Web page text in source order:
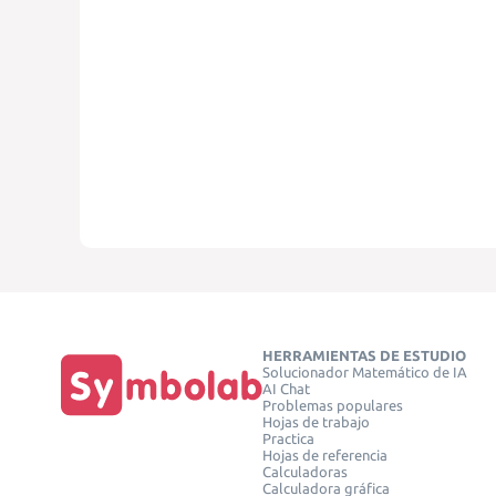
HERRAMIENTAS DE ESTUDIO
Solucionador Matemático de IA
AI Chat
Problemas populares
Hojas de trabajo
Practica
Hojas de referencia
Calculadoras
Calculadora gráfica